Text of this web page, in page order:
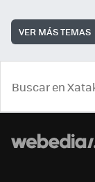
VER MÁS TEMAS